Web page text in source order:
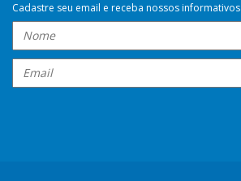
Cadastre seu email e receba nossos informativos